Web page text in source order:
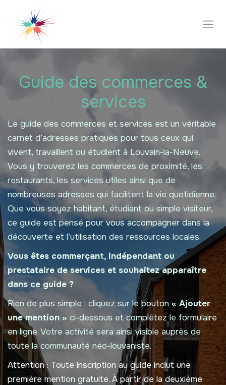
Guide des commerces &
services
Le guide des commerces et services est un véritable
carnet d’adresses pratiques pour tous ceux qui
vivent, travaillent ou étudient à Louvain-la-Neuve.
Vous y trouverez les commerces de proximité, les
restaurants, les services utiles ainsi que de
nombreuses adresses qui facilitent la vie quotidienne.
Que vous soyez habitant, étudiant ou simple visiteur,
ce guide est pensé pour vous accompagner dans la
découverte et l’utilisation des ressources locales.
Vous êtes commerçant, indépendant ou
prestataire de services et souhaitez apparaître
dans ce guide ?
Rien de plus simple : cliquez sur le bouton « Ajouter
une mention » ci-dessous et complétez le formulaire
en ligne. Votre activité sera ainsi visible auprès de
toute la communauté néo-louvaniste.
Attention : Toute inscription au guide inclut une
première mention gratuite. À partir de la deuxième